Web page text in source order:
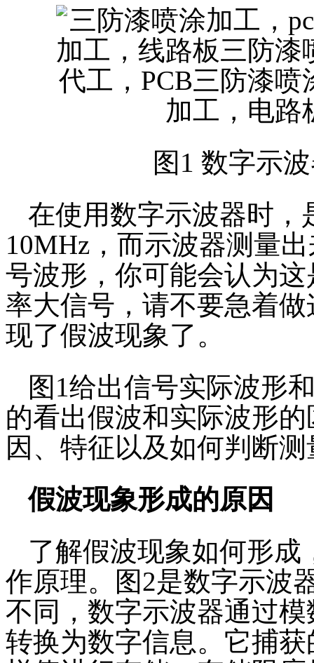
图1 数字示
在使用数字示波器时，
10MHz，而示波器测量
号波形，你可能会认为
率大信号，请不要急着
现了假波现象了。
图1给出信号实际波形
的看出假波和实际波形
因、特征以及如何判断
假波现象形成的原因
了解假波现象如何形
作原理。图2是数字示波
不同，数字示波器通过
转换为数字信息。它捕